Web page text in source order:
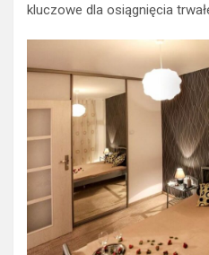
kluczowe dla osiągnięcia